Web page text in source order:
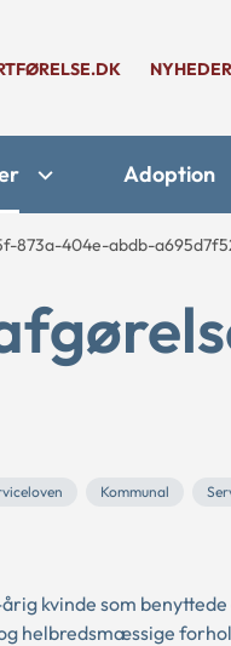
NYHEDER
Adoption
873a-404e-abdb-
Kommunal
kvinde som
helbredsmæssige